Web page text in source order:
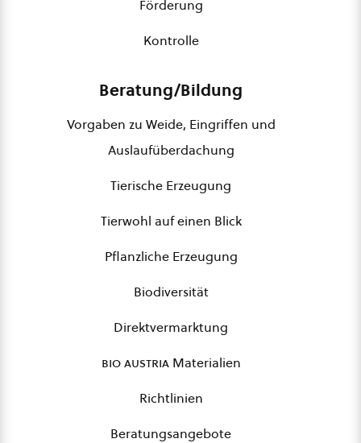
Förderung
Kontrolle
Beratung/Bildung
Vorgaben zu Weide, Eingriffen und
Auslaufüberdachung
Tierische Erzeugung
Tierwohl auf einen Blick
Pflanzliche Erzeugung
Biodiversität
Direktvermarktung
bio austriaMaterialien
Richtlinien
Beratungsangebote